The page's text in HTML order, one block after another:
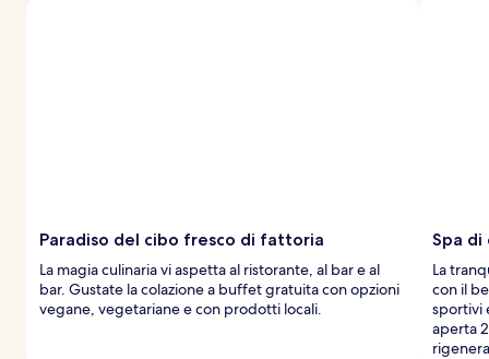
Paradiso del cibo fresco di fattoria
La magia culinaria vi aspetta al ristorante, al bar e al
bar. Gustate la colazione a buffet gratuita con opzioni
vegane, vegetariane e con prodotti locali.
Spa di
La
con il
sportivi
aperta